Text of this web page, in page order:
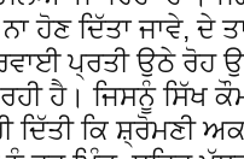
ਹੋਣ ਦਿੱਤਾ ਜਾਵੇ, ਦੇ
ਪ੍ਰਤੀ ਉਠੇ ਰੋਹ
ਰਹੀ ਹੈ। ਜਿਸਨੂੰ ਸਿੱਖ
ਦਿੱਤੀ ਕਿ ਸ਼੍ਰੋਮਣੀ